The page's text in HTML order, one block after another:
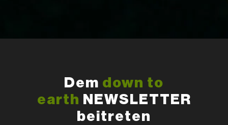
Dem down to
earth NEWSLETTER
beitreten